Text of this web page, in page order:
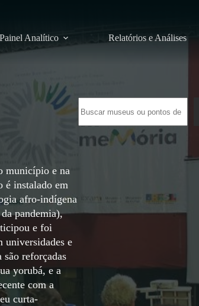
Painel Analítico Relatórios e Análises
resultados
município e na
é instalado em
afro-indígena
pandemia),
e foi
universidades e
reforçadas
yorubá, e a
com a
curta-